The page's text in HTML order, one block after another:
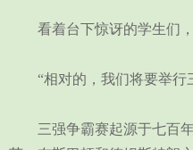
看着台下惊讶的学生们，
“相对的，我们将要举行
三强争霸赛起源于七百年